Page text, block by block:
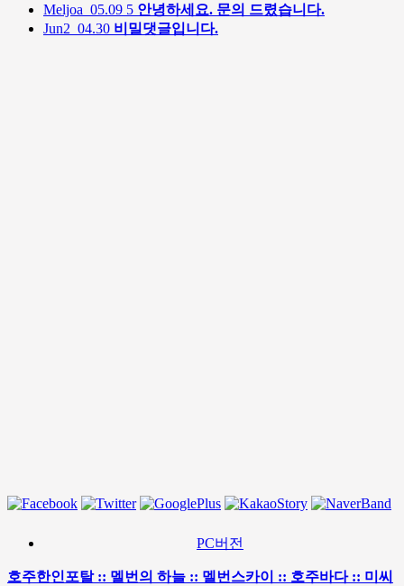
Meljoa 05.09 5 안녕하세요. 문의 드렸습니다.
Jun2 04.30 비밀댓글입니다.
PC버전
호주한인포탈 :: 멜번의 하늘 :: 멜번스카이 :: 호주바다 :: 미씨